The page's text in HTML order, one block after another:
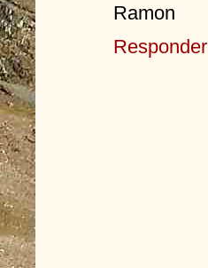
Ramon
Responder